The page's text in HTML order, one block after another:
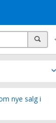
nye salg i